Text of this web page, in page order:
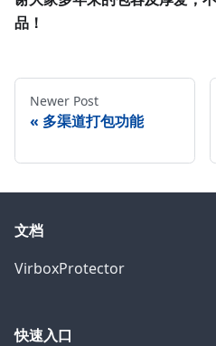
品！
Newer Post
« 多渠道打包功能
文档
VirboxProtector
快速入口